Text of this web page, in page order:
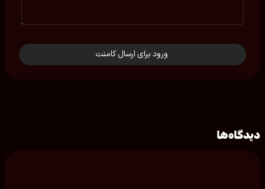
ورود برای ارسال کامنت
دیدگاه‌ها